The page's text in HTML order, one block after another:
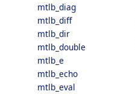
mtlb_diag
mtlb_diff
mtlb_dir
mtlb_double
mtlb_e
mtlb_echo
mtlb_eval